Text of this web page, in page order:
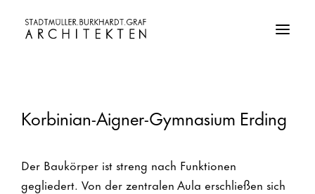
Korbinian-Aigner-Gymnasium Erding
Der Baukörper ist streng nach Funktionen
gegliedert. Von der zentralen Aula erschließen sich